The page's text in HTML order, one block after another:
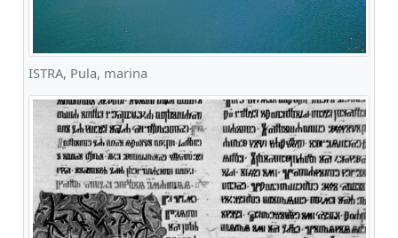
ISTRA, Pula, marina